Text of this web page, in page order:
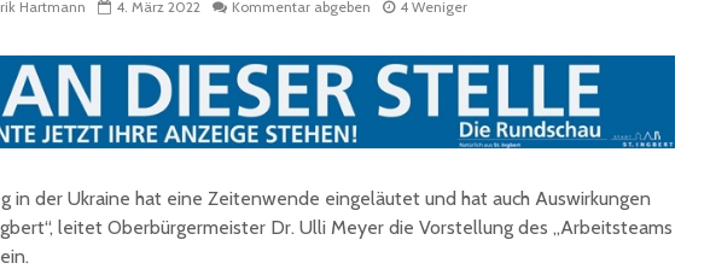
Hartmann 4. März 2022 Kommentar abgeben 4 Weniger
in der Ukraine hat eine Zeitenwende eingeläutet und hat auch Auswirkungen
leitet Oberbürgermeister Dr. Ulli Meyer die Vorstellung des „Arbeitsteams
Historische
dem Nachlass von Dr.
Karl Martin an die
Stadt St. Ingbert
Stadt
Schulen